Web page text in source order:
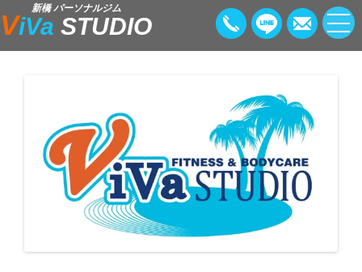
新橋 パーソナルジム
ViVa STUDIO